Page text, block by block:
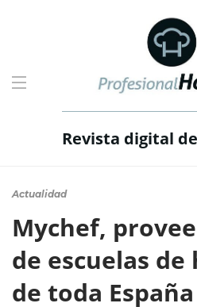
Revista digital
Actualidad
Mychef,
de escuelas
de toda España